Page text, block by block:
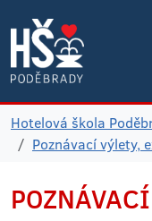
Hotelová škola
Poznávací výlety,